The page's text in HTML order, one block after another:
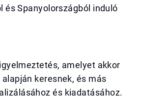
és Spanyolországból induló
amelyet akkor
keresnek, és más
és kiadatásához.